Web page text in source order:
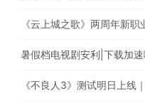
暑假档电视剧安利|下载加
《不良人3》测试明日上线